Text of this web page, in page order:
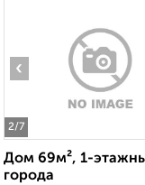
2/7
‹
Дом 69м², 1-
города